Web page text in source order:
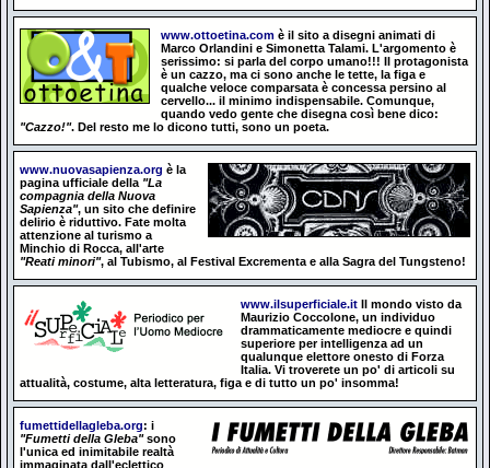
www.ottoetina.com è il sito a disegni animati di
Marco Orlandini e Simonetta Talami. L'argomento è
serissimo: si parla del corpo umano!!! Il protagonista
è un cazzo, ma ci sono anche le tette, la figa e
qualche veloce comparsata è concessa persino al
cervello... il minimo indispensabile. Comunque,
quando vedo gente che disegna così bene dico:
"Cazzo!". Del resto me lo dicono tutti, sono un poeta.
www.nuovasapienza.org è la
pagina ufficiale della "La
compagnia della Nuova
Sapienza", un sito che definire
delirio è riduttivo. Fate molta
attenzione al turismo a
Minchio di Rocca, all'arte
"Reati minori", al Tubismo, al Festival Excrementa e alla Sagra del Tungsteno!
www.ilsuperficiale.it Il mondo visto da
Maurizio Coccolone, un individuo
drammaticamente mediocre e quindi
superiore per intelligenza ad un
qualunque elettore onesto di Forza
Italia. Vi troverete un po' di articoli su
attualità, costume, alta letteratura, figa e di tutto un po' insomma!
fumettidellagleba.org: i
"Fumetti della Gleba"sono
l'unica ed inimitabile realtà
immaginata dall'eclettico